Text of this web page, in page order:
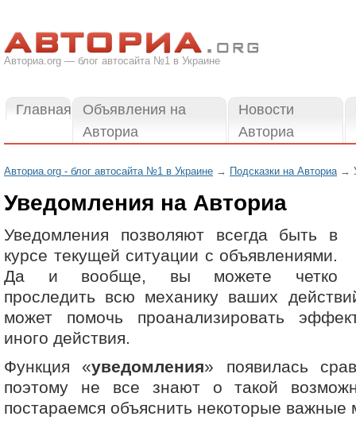
Авториа.org — блог автосайта №1 в Украине
Главная
Объявления на
Авториа
Новости
Авториа
Авториа.org - блог автосайта №1 в Украине → Подсказки на Авториа→
Уведомления на Авториа
Уведомления позволяют всегда быть в
курсе текущей ситуации с объявлениями.
Да и вообще, вы можете четко
проследить всю механику ваших
может помочь проанализировать
иного действия.
Функция «уведомления» появилась
поэтому не все знают о такой
постараемся объяснить некоторые важные